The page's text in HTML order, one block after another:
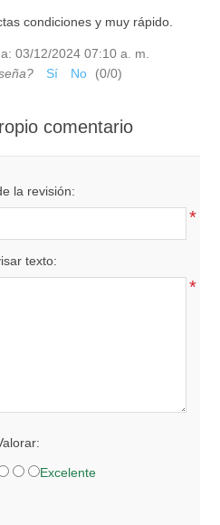
condiciones y muy rápido.
03/12/2024 07:10 a. m.
Sí No (0/0)
comentario
la revisión:
*
texto:
*
Excelente